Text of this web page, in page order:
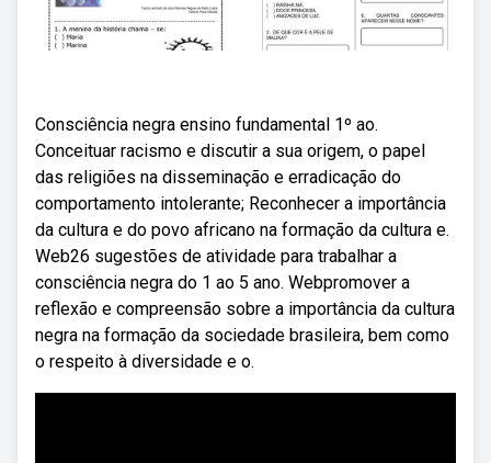
Consciência negra ensino fundamental 1º ao.
Conceituar racismo e discutir a sua origem, o papel
das religiões na disseminação e erradicação do
comportamento intolerante; Reconhecer a importância
da cultura e do povo africano na formação da cultura e.
Web26 sugestões de atividade para trabalhar a
consciência negra do 1 ao 5 ano. Webpromover a
reflexão e compreensão sobre a importância da cultura
negra na formação da sociedade brasileira, bem como
o respeito à diversidade e o.